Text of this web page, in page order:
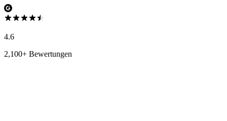
4.6
2,100+ Bewertungen